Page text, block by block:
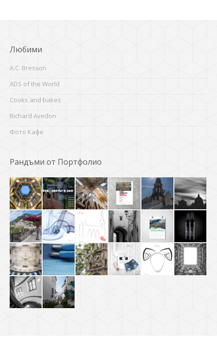
Любими
A.C. Bresson
ADS of the World
Cooks and bakes
Richard Avedon
Фото Кафе
Рандъми от Портфолио